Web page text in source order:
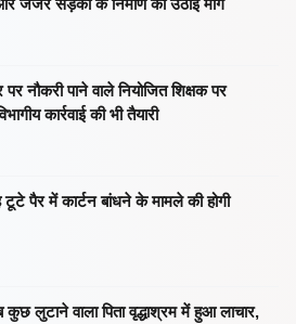
जर्जर सड़कों के निर्माण की उठाई मांग
पर नौकरी पाने वाले नियोजित शिक्षक पर
कार्रवाई की भी तैयारी
पैर में कार्टन बांधने के मामले की होगी
कुछ लुटाने वाला पिता वृद्धाश्रम में हुआ लाचार,